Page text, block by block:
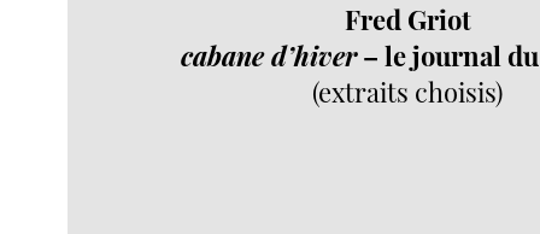
Fred Griot
cabane d’hiver– le journal
(extraits choisis)